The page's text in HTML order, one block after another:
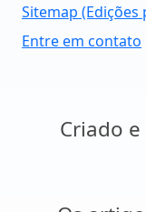
Sitemap (Edições
Entre em contato
Criado